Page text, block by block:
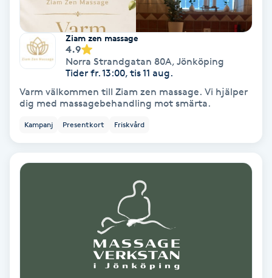
Nagelklippning
Nagelsvamp
Nageltrång
Nagelvård
Naglar borttagning
Ziam zen massage
4.9
Norra Strandgatan 80A, Jönköping
Tider fr. 13:00, tis 11 aug.
Varm välkommen till Ziam zen massage. Vi hjälper
dig med massagebehandling mot smärta.
Kampanj Presentkort Friskvård